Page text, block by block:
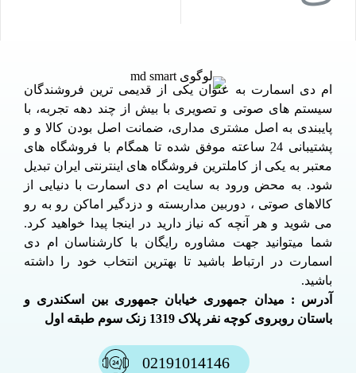
ام دی اسمارت به عنوان یکی از قدیمی ترین فروشندگان
سیستم های صوتی و تصویری با بیش از چند دهه تجربه، با
پایبندی به اصل مشتری مداری، ضمانت اصل بودن کالا و و
پشتیبانی 24 ساعته موفق شده تا همگام با فروشگاه های
معتبر به یکی از کاملترین فروشگاه های اینترنتی ایران تبدیل
شود. به محض ورود به سایت ام دی اسمارت با دنیایی از
کالاهای صوتی ، دوربین مداربسته و دزدگیر اماکن رو به رو
می شوید و هر آنچه که نیاز دارید در اینجا پیدا خواهید کرد.
شما میتوانید جهت مشاوره رایگان با کارشناسان ام دی
اسمارت در ارتباط باشید تا بهترین انتخاب خود را داشته
باشید.
آدرس : میدان جمهوری خیابان جمهوری بین اسکندری و
باستان روبروی کوچه نفر پلاک 1319 زنک سوم طبقه اول
02191014146